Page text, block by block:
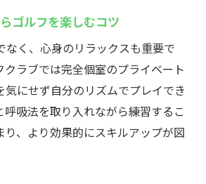
ゴルフを楽しむコツ
なく、心身のリラックスも重要で
クラブでは完全個室のプライベート
気にせず自分のリズムでプレイでき
呼吸法を取り入れながら練習するこ
り、より効果的にスキルアップが図